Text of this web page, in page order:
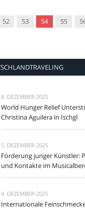
52 53 54 55
8. DEZEMBER 2025
World Hunger Relief
Christina Aguilera in Ischgl
5. DEZEMBER 2025
Förderung junger Künstler:
und Kontakte im
4. DEZEMBER 2025
Internationale